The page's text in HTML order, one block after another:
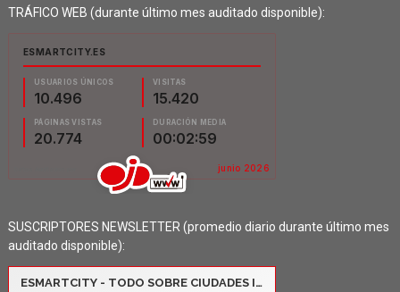
TRÁFICO WEB (durante último mes auditado disponible):
SUSCRIPTORES NEWSLETTER (promedio diario durante último mes
auditado disponible):